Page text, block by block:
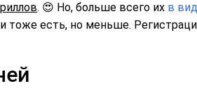
. 😍 Но, больше всего их в
есть, но меньше.